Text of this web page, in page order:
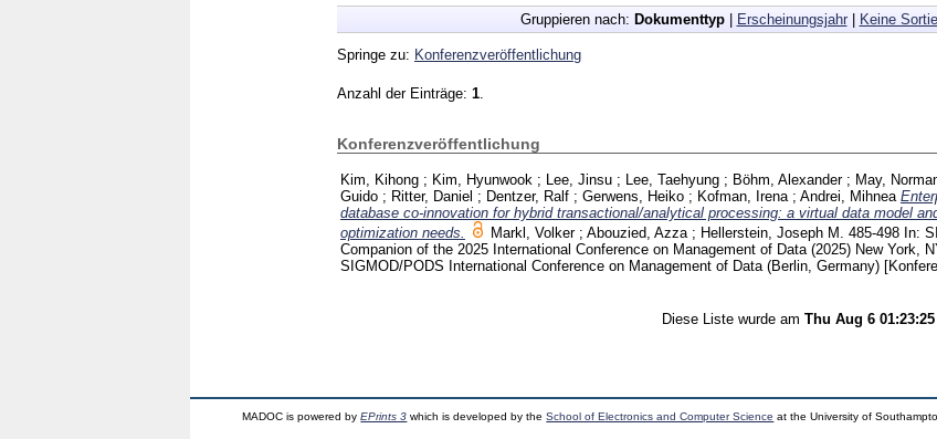
Gruppieren nach: Dokumenttyp| Erscheinungsjahr| Keine
Springe zu: Konferenzveröffentlichung
Anzahl der Einträge: 1
Konferenzveröffentlichung
Kim, Kihong ; Kim, Hyunwook ; Lee, Jinsu ; Lee, Taehyung ; Böhm, Alexander; May,
Guido ; Ritter, Daniel ; Dentzer, Ralf ; Gerwens, Heiko ; Kofman, Irena ; Andrei, Mihnea
database co-innovation for hybrid transactional/analytical processing: a virtual data model
optimization needs.
Markl, Volker; Abouzied, Azza ; Hellerstein, Joseph M. 485-498 In:
Companion of the 2025 International Conference on Management of Data (2025) New York,
SIGMOD/PODS International Conference on Management of Data (Berlin, Germany)
Diese Liste wurde am Thu Aug 6
MADOC is powered byEPrints 3 which is developed by theSchool of Electronics and Computer Science at the University of